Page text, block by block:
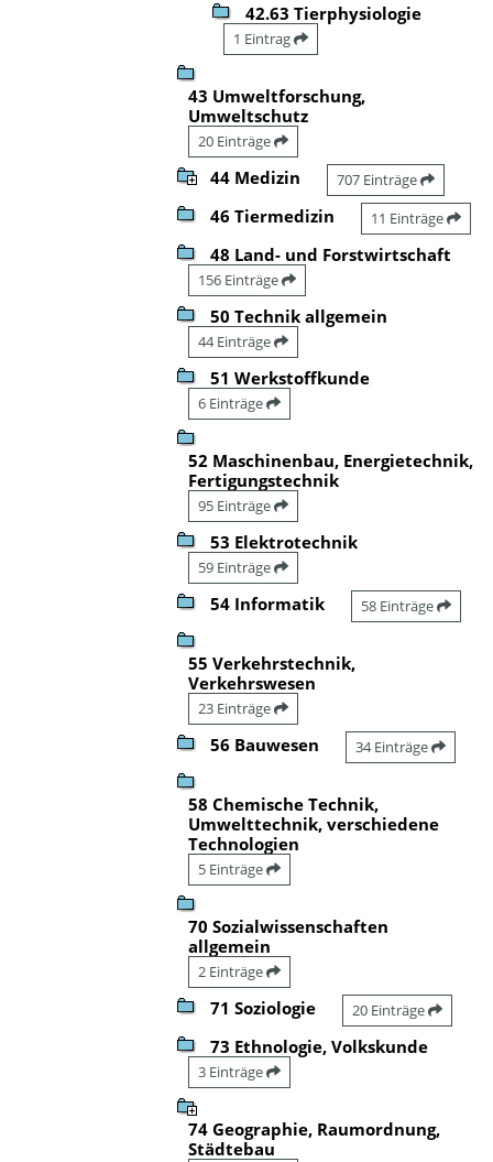
42.63 Tierphysiologie
1 Eintrag
43 Umweltforschung,
Umweltschutz
20 Einträge
44 Medizin 707 Einträge
46 Tiermedizin 11 Einträge
48 Land- und Forstwirtschaft
156 Einträge
50 Technik allgemein
44 Einträge
51 Werkstoffkunde
6 Einträge
52 Maschinenbau, Energietechnik,
Fertigungstechnik
95 Einträge
53 Elektrotechnik
59 Einträge
54 Informatik 58 Einträge
55 Verkehrstechnik,
Verkehrswesen
23 Einträge
56 Bauwesen 34 Einträge
58 Chemische Technik,
Umwelttechnik, verschiedene
Technologien
5 Einträge
70 Sozialwissenschaften
allgemein
2 Einträge
71 Soziologie 20 Einträge
73 Ethnologie, Volkskunde
3 Einträge
74 Geographie, Raumordnung,
Städtebau